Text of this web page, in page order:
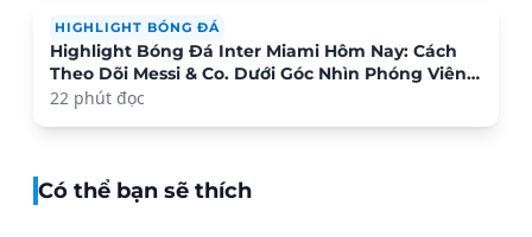
HIGHLIGHT BÓNG ĐÁ
Highlight Bóng Đá Inter Miami Hôm Nay: Cách
Theo Dõi Messi & Co. Dưới Góc Nhìn Phóng Viên
Thể Thao
22 phút đọc
Có thể bạn sẽ thích